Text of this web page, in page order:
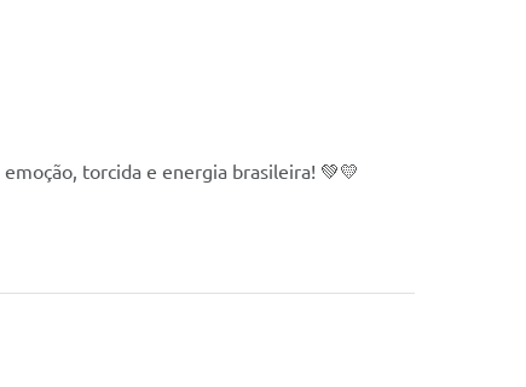
torcida e energia brasileira! 💚💛